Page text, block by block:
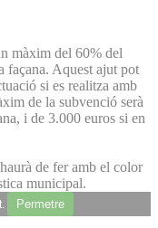
màxim del 60% del
façana. Aquest ajut pot
si es realitza amb
de la subvenció serà
i de 3.000 euros si en
de fer amb el color
municipal.
Permetre